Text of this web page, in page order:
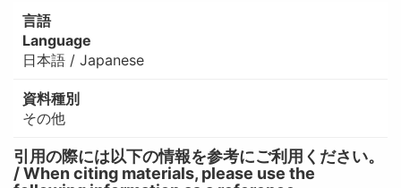
言語
Language
日本語 / Japanese
資料種別
その他
引用の際には以下の情報を参考にご利用ください。
/ When citing materials, please use the